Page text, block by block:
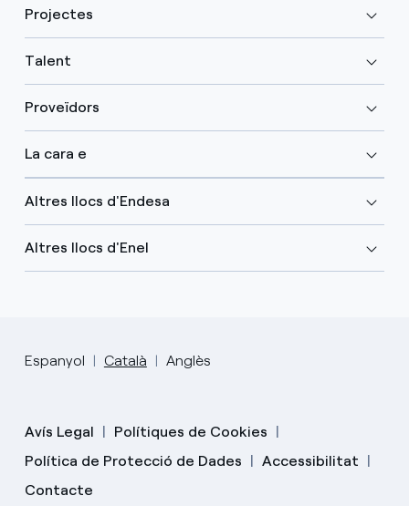
Projectes
Talent
Proveïdors
La cara e
Altres llocs d'Endesa
Altres llocs d'Enel
Espanyol Català Anglès
Avís Legal
Polítiques de Cookies
Política de Protecció de Dades
Accessibilitat
Contacte